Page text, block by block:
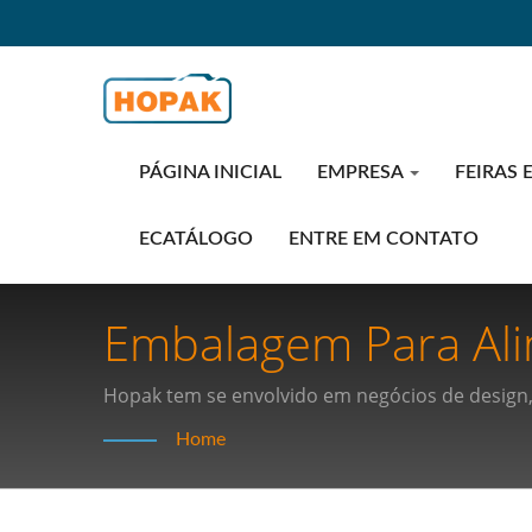
PÁGINA INICIAL EMPRESA FEIRAS
ECATÁLOGO ENTRE EM CONTATO
Embalagem Para
Eficiência:
Alta Velocidade
Hopak tem se envolvido em negócios de
automação.Home